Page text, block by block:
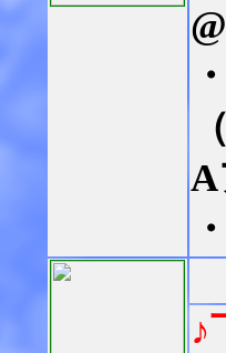
A
♪